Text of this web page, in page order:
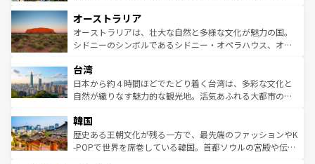
部のニューオーリンズでは、音楽と美食が融合した独特の
文化が魅力。旅行者はアメリカの各地域で異なる魅力を楽
しみながら、その多様性と豊かな歴史を感じることができ
ならではの贅沢な旅のスタイルだ。 なお、新着のアメリカ
情報はコンテンツ一覧を参照してほしい。
ワイ島は見逃せない。また、定番の観光地といえばオアフ
島だが、静かな自然を求めるならマウイ島やカウアイ島が
おすすめ。エメラルドグリーンに輝く海をはじめ、豊かな
れるおもてなしの心で訪れる人々を迎えてくれるハワイの
人々、おいしいローカルフードやハワイアンミュージッ
ク、伝統的なフラダンスなど、すべてがハワイの魅力を彩
ワイを、存分に味わってほしい。 なお、新着のハワイ情報
はコンテンツ一覧を参照してほしい。
オーストラリア
オーストラリアは、壮大な自然と多様な文化が魅力の国。
シドニーのシンボルであるシドニー・オペラハウス、オー
リアリーフや大陸中央部にそびえるウルル（エアーズロッ
ク）、タスマニアの美しい原生林やケアンズの熱帯雨林な
ど、見どころがたくさん。また、カフェやワイン、オージ
いる。アクティビティも充実しており、サーフィンやダイ
ビング、ハイキングなど、アウトドア好きにはたまらな
い。オーストラリアの多彩な魅力を存分に味わいつくそ
台湾
日本から約４時間ほどでたどり着く台湾は、多彩な文化と
自然が織りなす魅力的な観光地。活気あふれる大都市の台
ン）、静ひつな山岳地帯である台湾東部など、都市の喧騒
と山間の静けさが共存しており、訪れる人に新しい発見と
驚きをもたらしてくれる。また、奥深い台湾の食文化も魅
韓国
歴史ある王朝文化が残る一方で、最先端のファッションやK
-POPで世界を席巻している韓国。首都ソウルの宮殿や伝統